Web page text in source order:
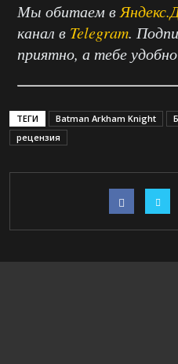
Мы обитаем в
канал в Telegram.
приятно, а тебе удобно
ТЕГИ Batman Arkham Knight
рецензия